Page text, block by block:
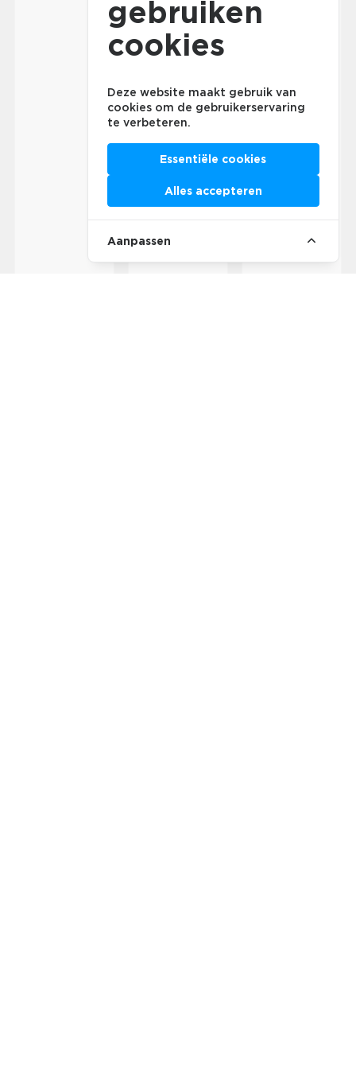
gebruiken
cookies
Deze website maakt gebruik van
cookies om de gebruikerservaring
te verbeteren.
Essentiële cookies
Alles accepteren
Aanpassen